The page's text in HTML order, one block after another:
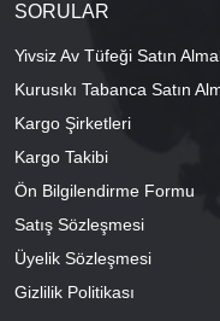
SORULAR
Yivsiz Av Tüfeği Satın
Kurusıkı Tabanca Satın
Kargo Şirketleri
Kargo Takibi
Ön Bilgilendirme Formu
Satış Sözleşmesi
Üyelik Sözleşmesi
Gizlilik Politikası